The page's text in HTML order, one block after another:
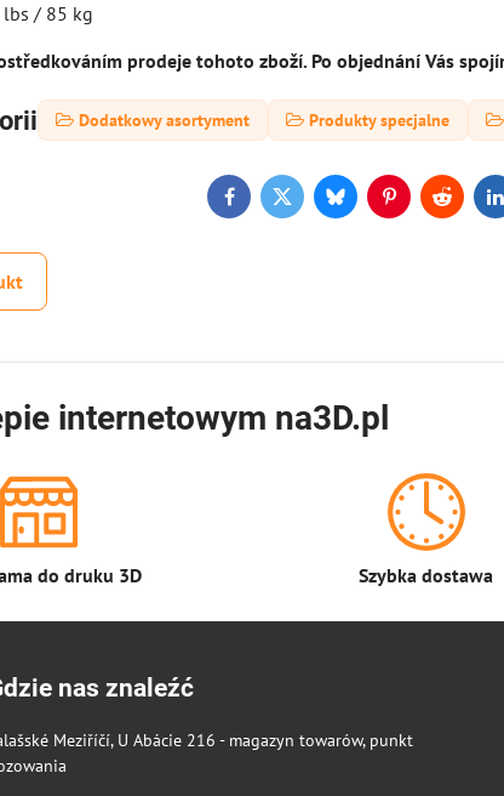
lbs / 85 kg
prodeje tohoto zboží. Po objednání Vás
Dodatkowy asortyment Produkty specjalne
FacebookTwitterBlueskyPinterestReddit
internetowym na3D.pl
do druku 3D Szybka dostawa
nas znaleźć
Meziříčí, U Abácie 216 - magazyn towarów, punkt